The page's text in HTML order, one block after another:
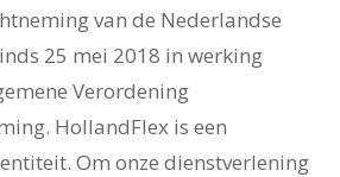
van de Nederlandse
25 mei 2018 in werking
Verordening
HollandFlex is een
Om onze dienstverlening